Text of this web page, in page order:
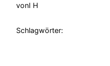
vonI H
Schlagwörter: